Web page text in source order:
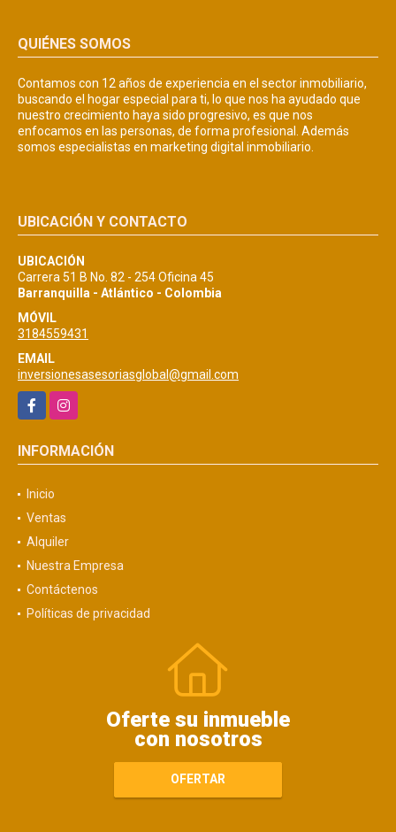
QUIÉNES SOMOS
Contamos con 12 años de experiencia en el sector inmobiliario,
buscando el hogar especial para ti, lo que nos ha ayudado que
nuestro crecimiento haya sido progresivo, es que nos
enfocamos en las personas, de forma profesional. Además
somos especialistas en marketing digital inmobiliario.
UBICACIÓN Y CONTACTO
UBICACIÓN
Carrera 51 B No. 82 - 254 Oficina 45
Barranquilla - Atlántico - Colombia
MÓVIL
3184559431
EMAIL
inversionesasesoriasglobal@gmail.com
FacebookInstagram
INFORMACIÓN
Inicio
Ventas
Alquiler
Nuestra Empresa
Contáctenos
Políticas de privacidad
Oferte su inmueble
con nosotros
OFERTAR